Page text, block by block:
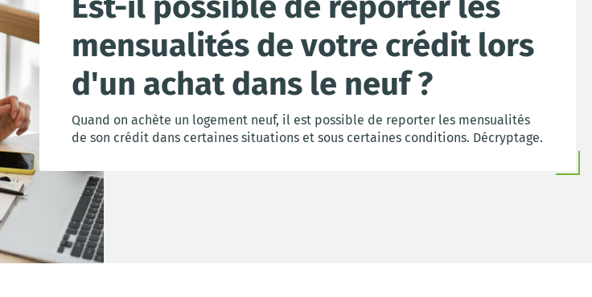
mensualités de votre crédit lors
d'un achat dans le neuf ?
Quand on achète un logement neuf, il est possible de reporter les mensualités
de son crédit dans certaines situations et sous certaines conditions. Décryptage.